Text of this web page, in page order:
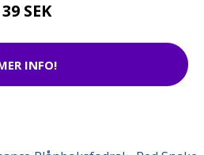
39 SEK
INFO!